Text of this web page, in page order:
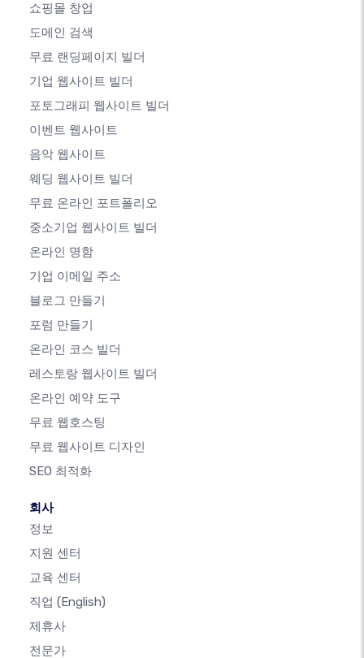
쇼핑몰 창업
도메인 검색
무료 랜딩페이지 빌더
기업 웹사이트 빌더
포토그래피 웹사이트 빌더
이벤트 웹사이트
음악 웹사이트
웨딩 웹사이트 빌더
무료 온라인 포트폴리오
중소기업 웹사이트 빌더
온라인 명함
기업 이메일 주소
블로그 만들기
포럼 만들기
온라인 코스 빌더
레스토랑 웹사이트 빌더
온라인 예약 도구
무료 웹호스팅
무료 웹사이트 디자인
SEO 최적화
회사
정보
지원 센터
교육 센터
직업 (English)
제휴사
전문가